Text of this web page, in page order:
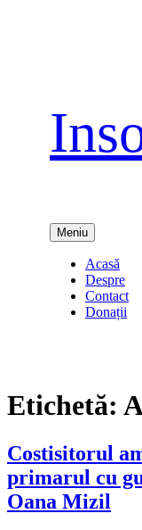
Meniu
Acasă
Despre
Contact
Donații
Etichetă:
Costisitorul
primarul cu
Oana Mizil